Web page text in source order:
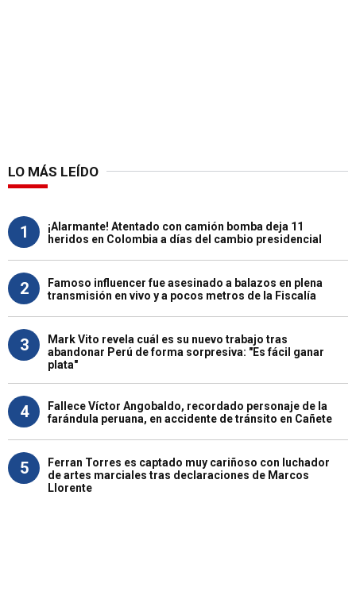
LO MÁS LEÍDO
1
¡Alarmante! Atentado con camión bomba deja 11
heridos en Colombia a días del cambio presidencial
2
Famoso influencer fue asesinado a balazos en plena
transmisión en vivo y a pocos metros de la Fiscalía
3
Mark Vito revela cuál es su nuevo trabajo tras
abandonar Perú de forma sorpresiva: "Es fácil ganar
plata"
4
Fallece Víctor Angobaldo, recordado personaje de la
farándula peruana, en accidente de tránsito en Cañete
5
Ferran Torres es captado muy cariñoso con luchador
de artes marciales tras declaraciones de Marcos
Llorente